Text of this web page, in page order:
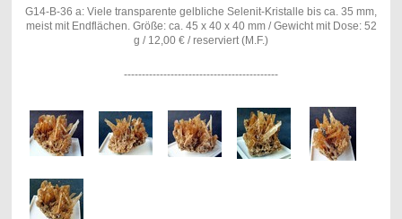
G14-B-36 a: Viele transparente gelbliche Selenit-Kristalle bis ca. 35 mm,
meist mit Endflächen. Größe: ca. 45 x 40 x 40 mm / Gewicht mit Dose: 52
g / 12,00 € / reserviert (M.F.)
-------------------------------------------